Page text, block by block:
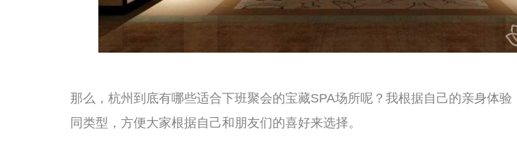
高。我和朋友们通常会把整个晚上耗在这里，从七点待到凌晨一点，出来的时候每个人都像是换了个人
一样，神清气爽。
色是韩式汗蒸和汤泉水疗做得非常地道。整个会所的风格是韩式的，有很多不同温度的汗蒸房——有六
个房间，体验冷热交替的刺激，特别好玩。纽斯的大厅休息区也很大，铺着地暖，你可以躺在垫子上，